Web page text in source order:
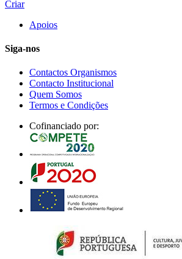
Criar
Apoios
Siga-nos
Contactos Organismos
Contacto Institucional
Quem Somos
Termos e Condições
Cofinanciado por: